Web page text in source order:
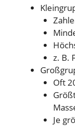
z. B.
Oft
Je